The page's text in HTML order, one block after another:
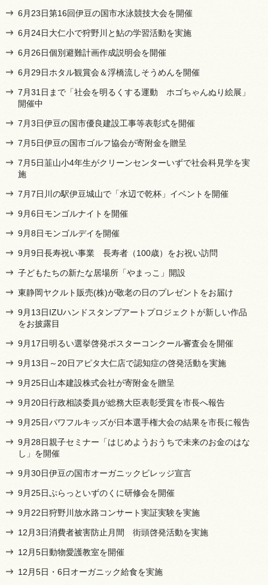
6月23日第16回伊豆の国市水泳競技大会を開催
6月24日大仁小で狩野川と鮎の学習活動を実施
6月26日個別避難計画作成説明会を開催
6月29日ホタル観賞会＆浮橋流しそうめんを開催
7月31日まで「社会を明るくする運動 ホゴちゃんぬり絵展」
開催中
7月3日伊豆の国市優良建設工事等表彰式を開催
7月5日伊豆の国市ゴルフ協会が寄附金を贈呈
7月5日韮山小4年生がクリーンセンターいずで社会科見学を実
施
7月7日川の駅伊豆城山で「水辺で乾杯」イベントを開催
9月6日モンゴルナイトを開催
9月8日モンゴルデイを開催
9月9日長寿祝い事業 長寿者（100歳）をお祝い訪問
子どもたちの新たな居場所「やまっこ」開設
東静岡ヤクルト販売(株)が敬老の日のプレゼントをお届け
9月13日IZUハンドスタンプアートプロジェクトが新しい作品
をお披露目
9月17日明るい選挙啓発ポスターコンクール審査会を開催
9月13日～20日アピタ大仁店で認知症の啓発活動を実施
9月25日山本建設株式会社が寄附金を贈呈
9月20日行政相談委員が総務大臣表彰受賞を市長へ報告
9月25日パワフルキッズが日本選手権大会の結果を市長に報告
9月28日親子セミナー「はじめようおうちで未来のお金のはな
し」を開催
9月30日伊豆の国市オーガニックビレッジ宣言
9月25日ぷらっといずのくに研修会を開催
9月22日狩野川放水路コンサート実証実験を実施
12月3日消費者被害防止月間 街頭啓発活動を実施
12月5日動物愛護教室を開催
12月5日・6日オーガニック給食を実施